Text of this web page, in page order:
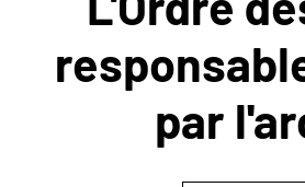
NOUS
CONTACTER
par